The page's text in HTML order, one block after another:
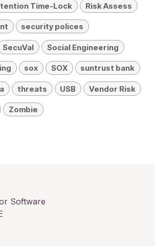
Time-Lock Risk Assess
security polices
SecuVal Social Engineering
sox SOX suntrust bank
threats USB Vendor Risk
Zombie
Software